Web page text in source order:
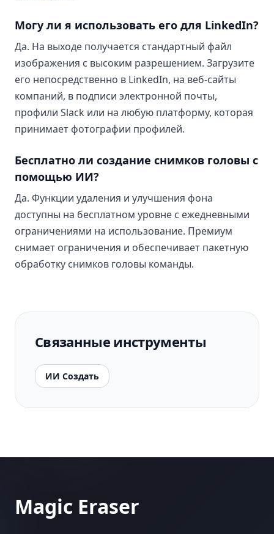
Могу ли я использовать его для LinkedIn?
Да. На выходе получается стандартный файл
изображения с высоким разрешением. Загрузите
его непосредственно в LinkedIn, на веб-сайты
компаний, в подписи электронной почты,
профили Slack или на любую платформу, которая
принимает фотографии профилей.
Бесплатно ли создание снимков головы с
помощью ИИ?
Да. Функции удаления и улучшения фона
доступны на бесплатном уровне с ежедневными
ограничениями на использование. Премиум
снимает ограничения и обеспечивает пакетную
обработку снимков головы команды.
Связанные инструменты
ИИ Создать
Magic Eraser